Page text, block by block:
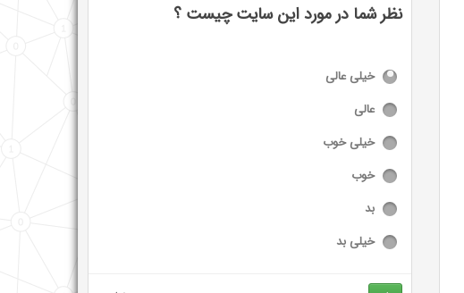
نظر شما در مورد این سایت چیست ؟
خیلی عالی
عالی
خیلی خوب
خوب
بد
خیلی بد